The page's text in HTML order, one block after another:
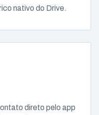
nativo do Drive.
direto pelo app